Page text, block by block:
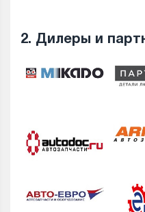
2. Дилеры и